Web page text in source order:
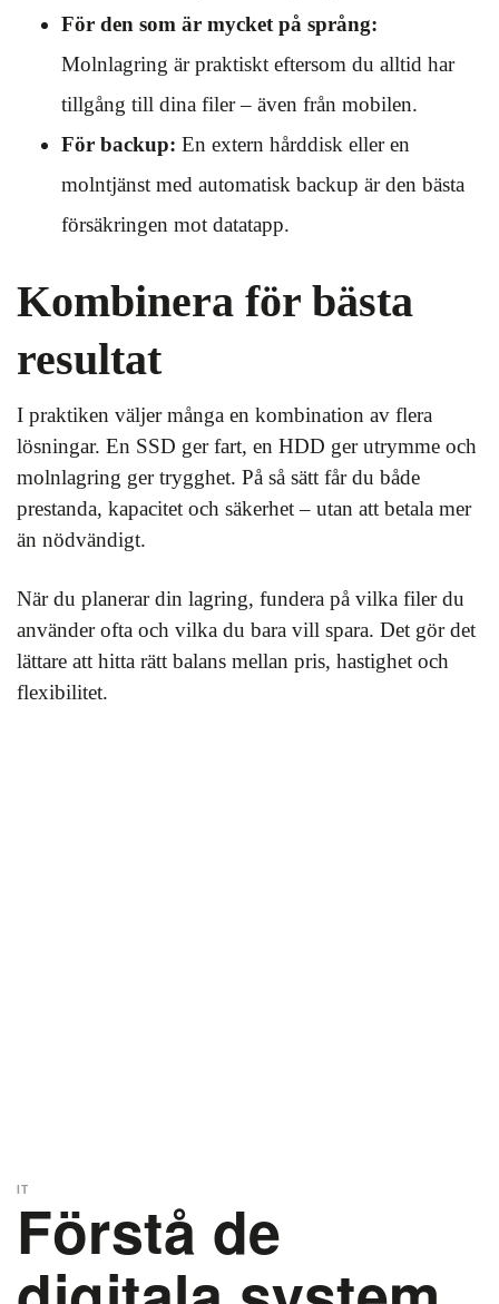
För den som är mycket på språng:
Molnlagring är praktiskt eftersom du alltid har
tillgång till dina filer – även från mobilen.
För backup: En extern hårddisk eller en
molntjänst med automatisk backup är den bästa
försäkringen mot datatapp.
Kombinera för bästa
resultat
I praktiken väljer många en kombination av flera
lösningar. En SSD ger fart, en HDD ger utrymme och
molnlagring ger trygghet. På så sätt får du både
prestanda, kapacitet och säkerhet – utan att betala mer
än nödvändigt.
När du planerar din lagring, fundera på vilka filer du
använder ofta och vilka du bara vill spara. Det gör det
lättare att hitta rätt balans mellan pris, hastighet och
flexibilitet.
Förstå de
IT